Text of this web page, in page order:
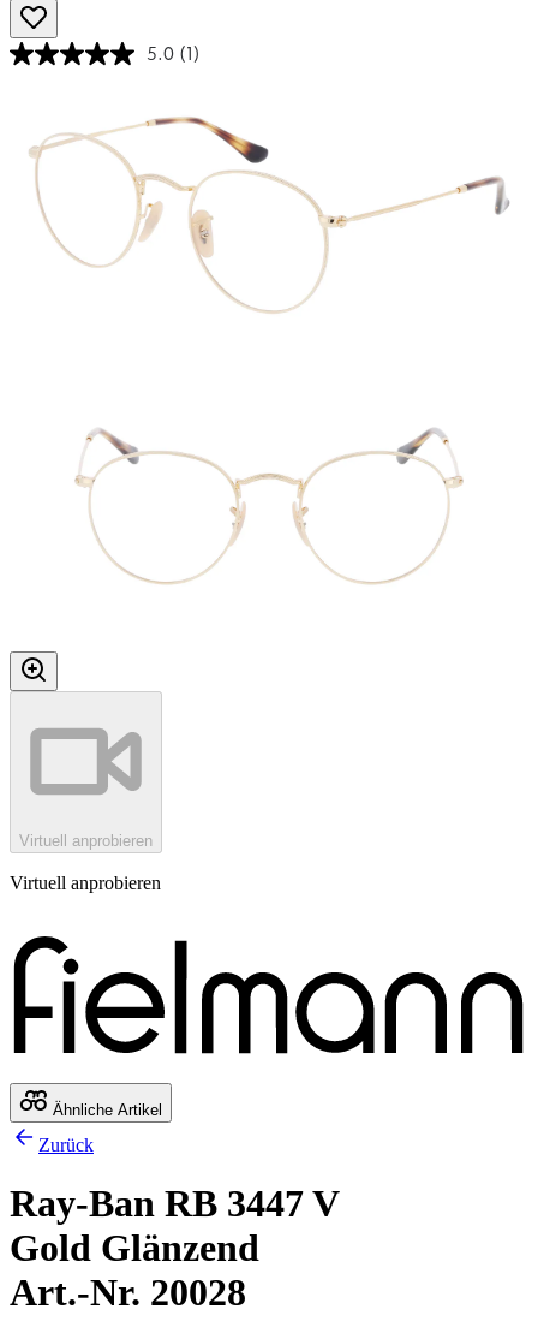
5.0 (1)
Virtuell anprobieren
Virtuell anprobieren
Ähnliche Artikel
Zurück
Ray-Ban RB 3447 V
Gold Glänzend
Art.-Nr. 20028